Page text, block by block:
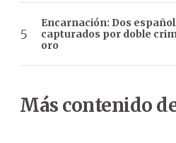
Encarnación: Dos
capturados por doble
oro
Más contenido